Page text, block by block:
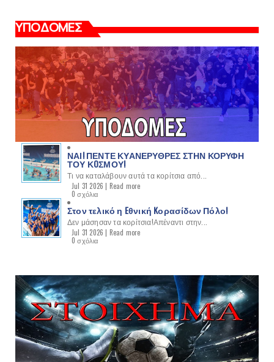
ΥΠΟΔΟΜΕΣ
ΝΑΙ! ΠΕΝΤΕ ΚΥΑΝΕΡΥΘΡΕΣ ΣΤΗΝ ΚΟΡΥΦΗ
ΤΟΥ ΚOΣΜΟΥ!
Τι να καταλάβουν αυτά τα κορίτσια από...
Jul 31 2026 | Read more
0 σχόλια
Στον τελικό η Eθνική Kορασίδων Πόλο!
Δεν μάσησαν τα κορίτσια!Απέναντι στην...
Jul 31 2026 | Read more
0 σχόλια